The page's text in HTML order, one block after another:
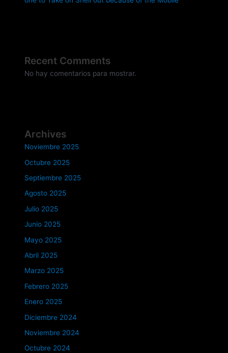
Recent Comments
No hay comentarios para mostrar.
Archives
Noviembre 2025
Octubre 2025
Septiembre 2025
Agosto 2025
Julio 2025
Junio 2025
Mayo 2025
Abril 2025
Marzo 2025
Febrero 2025
Enero 2025
Diciembre 2024
Noviembre 2024
Octubre 2024